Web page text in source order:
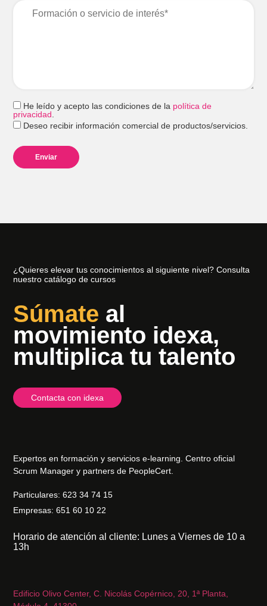
He leído y acepto las condiciones de la política de
privacidad.
Deseo recibir información comercial de productos/servicios.
¿Quieres elevar tus conocimientos al siguiente nivel? Consulta
nuestro catálogo de cursos
Súmate al
movimiento idexa,
multiplica tu talento
Contacta con idexa
Expertos en formación y servicios e-learning. Centro oficial
Scrum Manager y partners de PeopleCert.
Particulares: 623 34 74 15
Empresas: 651 60 10 22
Horario de atención al cliente: Lunes a Viernes de 10 a
13h
Edificio Olivo Center, C. Nicolás Copérnico, 20, 1ª Planta,